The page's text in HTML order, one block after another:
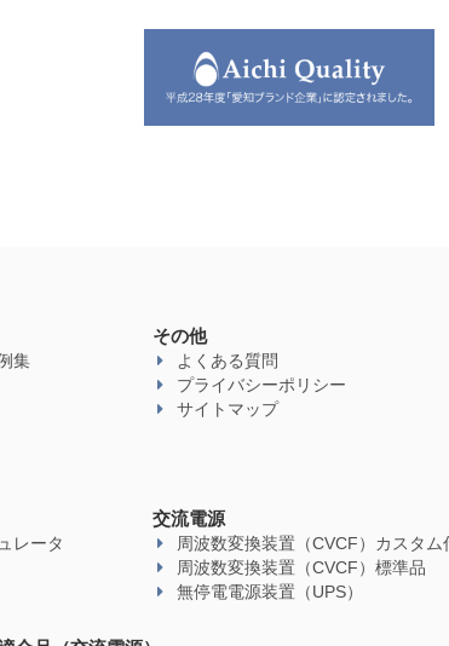
集
その他
よくある質問
プライバシーポリシー
サイトマップ
レータ
交流電源
周波数変換装置（CVCF）カスタム
周波数変換装置（CVCF）標準品
無停電電源装置（UPS）